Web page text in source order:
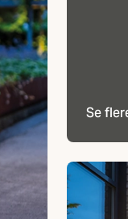
Se